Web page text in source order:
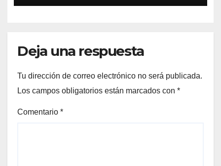
Deja una respuesta
Tu dirección de correo electrónico no será publicada.
Los campos obligatorios están marcados con *
Comentario *